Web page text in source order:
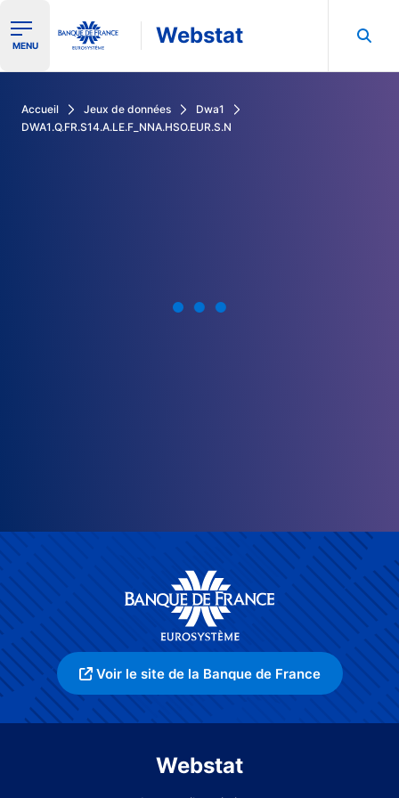
Ouvrir le menu de navigation
MENU Webstat
Accueil Jeux de données
Dwa1
DWA1.Q.FR.S14.A.LE.F_NNA.HSO.EUR.S.N
Voir le site de la Banque de France
Webstat